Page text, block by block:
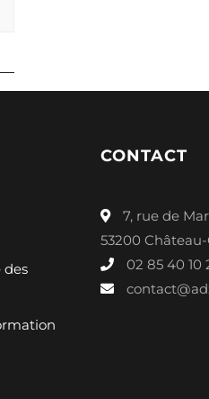
des
CONTACT
7, rue de
53200
02 85 40 10